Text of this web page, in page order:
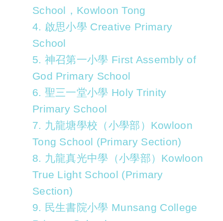
School，Kowloon Tong
4. 啟思小學 Creative Primary
School
5. 神召第一小學 First Assembly of
God Primary School
6. 聖三一堂小學 Holy Trinity
Primary School
7. 九龍塘學校（小學部）Kowloon
Tong School (Primary Section)
8. 九龍真光中學（小學部）Kowloon
True Light School (Primary
Section)
9. 民生書院小學 Munsang College